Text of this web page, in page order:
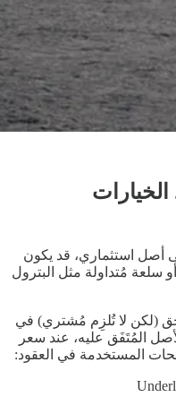
أصل استثماري، قد يكون
مُتداولة مثل البترول
(لكن لا تُلزِم مُشتري) في
المُتَفَق عليه، عند سعر
المستخدمة في العقود: